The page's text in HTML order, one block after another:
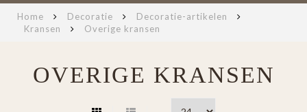
Home Decoratie
Decoratie-artikelen
Kransen
Overige kransen
OVERIGE KRANSEN